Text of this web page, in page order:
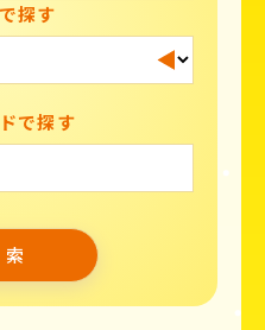
探す
で探す